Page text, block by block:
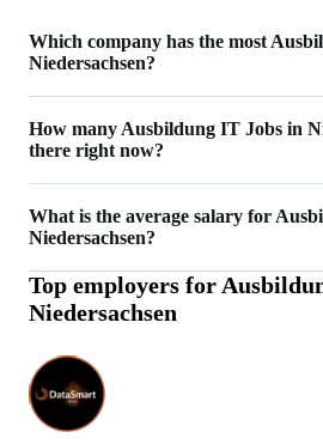
Which company has the most
Niedersachsen?
Niedersachsen.
How many Ausbildung IT Jobs in
there right now?
What is the average salary for
Niedersachsen?
The average salary for Ausbildung IT
Niedersachsen is 1.300 €.
Top employers for
Niedersachsen